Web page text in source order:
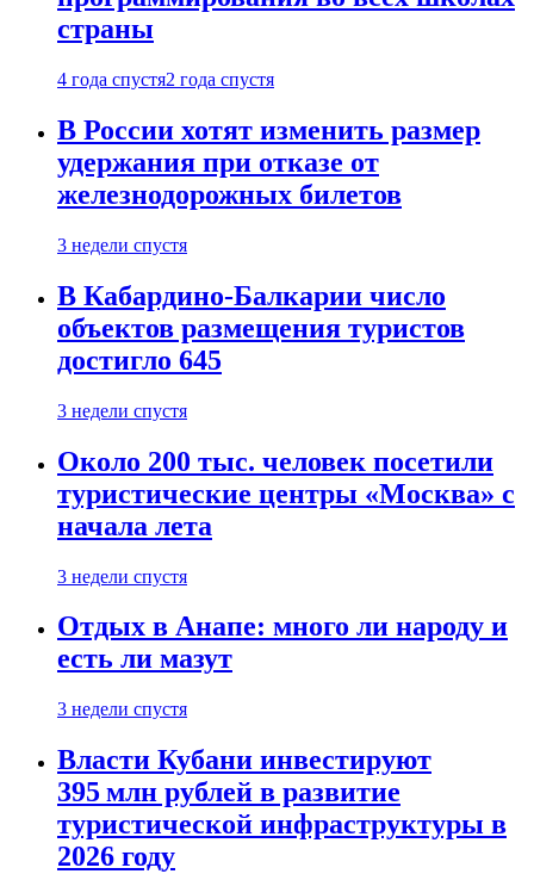
страны
4 года спустя2 года спустя
В России хотят изменить размер
удержания при отказе от
железнодорожных билетов
3 недели спустя
В Кабардино-Балкарии число
объектов размещения туристов
достигло 645
3 недели спустя
Около 200 тыс. человек посетили
туристические центры «Москва» с
начала лета
3 недели спустя
Отдых в Анапе: много ли народу и
есть ли мазут
3 недели спустя
Власти Кубани инвестируют
395 млн рублей в развитие
туристической инфраструктуры в
2026 году